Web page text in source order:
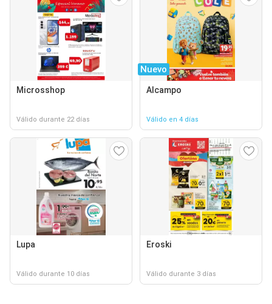
Microsshop
Válido durante 22 días
Nuevo
Alcampo
Válido en 4 días
Lupa
Válido durante 10 días
Eroski
Válido durante 3 días